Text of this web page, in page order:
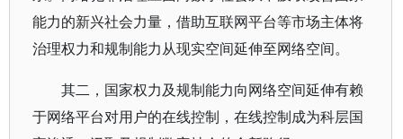
能力的新兴社会力量，借助互联网平台等市场主体将
治理权力和规制能力从现实空间延伸至网络空间。
其二，国家权力及规制能力向网络空间延伸有赖
于网络平台对用户的在线控制，在线控制成为科层国